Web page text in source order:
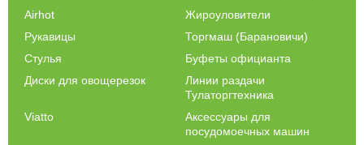
Airhot
Жироуловители
Рукавицы
Торгмаш (Барановичи)
Стулья
Буфеты официанта
Диски для овощерезок
Линии раздачи
Тулаторгтехника
Viatto
Аксессуары для
посудомоечных машин